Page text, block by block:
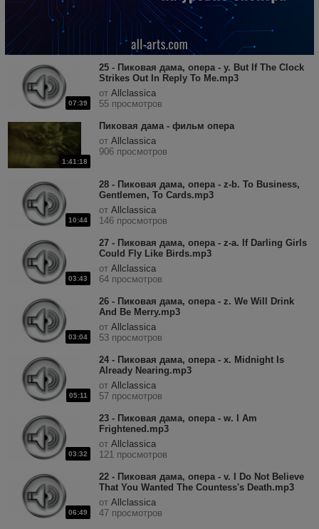
07:39
25 - Пиковая дама, опера - y. But If The Clock
Strikes Out In Reply To Me.mp3
от Allclassica
55 просмотров
1:41:18
Пиковая дама - фильм опера
от Allclassica
906 просмотров
10:44
28 - Пиковая дама, опера - z-b. To Business,
Gentlemen, To Cards.mp3
от Allclassica
146 просмотров
03:43
27 - Пиковая дама, опера - z-a. If Darling Girls
Could Fly Like Birds.mp3
от Allclassica
64 просмотров
03:04
26 - Пиковая дама, опера - z. We Will Drink
And Be Merry.mp3
от Allclassica
53 просмотров
05:11
24 - Пиковая дама, опера - x. Midnight Is
Already Nearing.mp3
от Allclassica
57 просмотров
03:32
23 - Пиковая дама, опера - w. I Am
Frightened.mp3
от Allclassica
121 просмотров
06:49
22 - Пиковая дама, опера - v. I Do Not Believe
That You Wanted The Countess's Death.mp3
от Allclassica
47 просмотров